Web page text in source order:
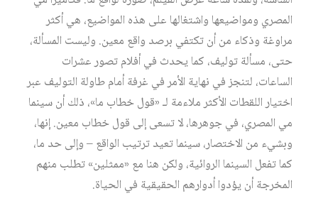
المصري ومواضيعها واشتغالها على هذه المواضيع، هي أكثر
مراوغة وذكاء من أن تكتفي برصد واقع معين. وليست المسألة،
حتى، مسألة توليف، كما يحدث في أفلام تصور عشرات
الساعات، لتنجز في نهاية الأمر في غرفة أمام طاولة التوليف عبر
اختيار اللقطات الأكثر ملاءمة لـ «قول خطاب ما»، ذلك أن سينما
مي المصري، في جوهرها، لا تسعى إلى قول خطاب معين. إنها،
وبشيء من الاختصار، سينما تعيد ترتيب الواقع – وإلى حد ما،
كما تفعل السينما الروائية، ولكن هنا مع «ممثلين» تطلب منهم
المخرجة أن يؤدوا أدوارهم الحقيقية في الحياة.